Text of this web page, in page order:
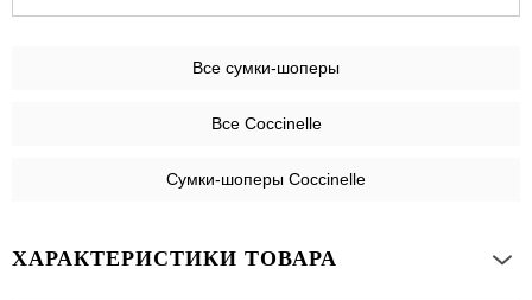
Все сумки-шоперы
Все Coccinelle
Сумки-шоперы Coccinelle
ХАРАКТЕРИСТИКИ ТОВАРА